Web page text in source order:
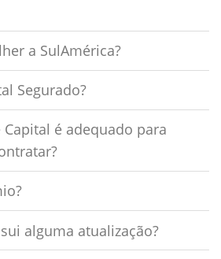
a SulAmérica?
Segurado?
é adequado para
alguma atualização?